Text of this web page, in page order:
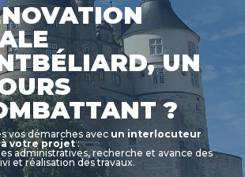
UN
?
vos démarches avec un interlocuteur
votre projet:
administratives, recherche et avance des
et réalisation des travaux.